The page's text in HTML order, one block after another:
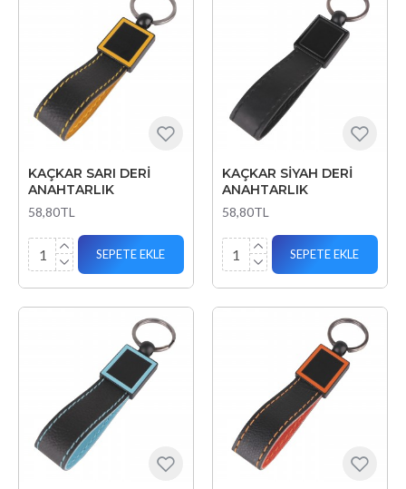
KAÇKAR SARI DERİ
ANAHTARLIK
58,80TL
SEPETE EKLE
KAÇKAR SİYAH DERİ
ANAHTARLIK
58,80TL
SEPETE EKLE